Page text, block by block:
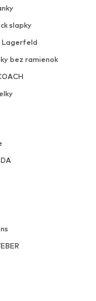
slapky
Lagerfeld
bez ramienok